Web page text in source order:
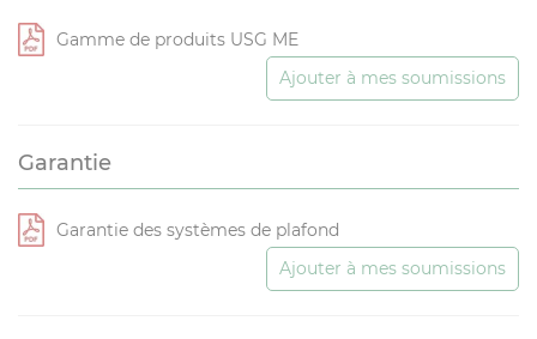
Gamme de produits USG ME
Ajouter à mes soumissions
Garantie
Garantie des systèmes de plafond
Ajouter à mes soumissions